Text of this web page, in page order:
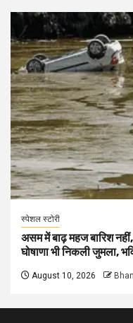
स्पेशल स्टोरी
असम में बाढ़ महज बारिश
घोषाणा भी निकली जुमला,
August 10, 2026